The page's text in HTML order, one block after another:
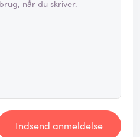
Indsend anmeldelse